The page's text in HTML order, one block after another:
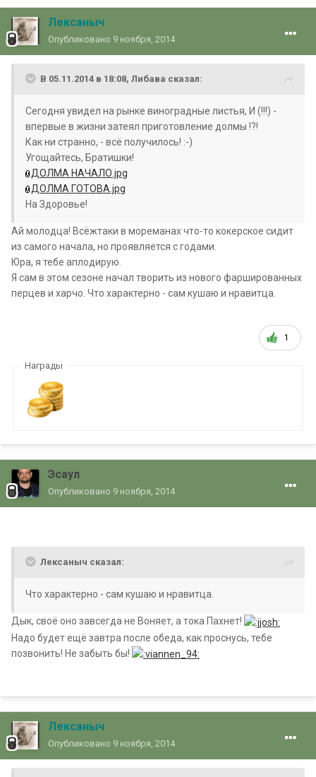
Лексаныч
Опубликовано 9 ноября, 2014
В 05.11.2014 в 18:08, Либава сказал:
Сегодня увидел на рынке виноградные листья, И (!!!) -
впервые в жизни затеял приготовление долмы !?!
Как ни странно, - всё получилось! :-)
Угощайтесь, Братишки!
ДОЛМА НАЧАЛО.jpg
ДОЛМА ГОТОВА.jpg
На Здоровье!
Ай молодца! Всёжтаки в мореманах что-то кокерское сидит
из самого начала, но проявляется с годами.
Юра, я тебе аплодирую.
Я сам в этом сезоне начал творить из нового фаршированных
перцев и харчо. Что характерно - сам кушаю и нравитца.
1
Награды
Эсаул
Опубликовано 9 ноября, 2014
Лексаныч сказал:
Что характерно - сам кушаю и нравитца.
Дык, своё оно завсегда не Воняет, а тока Пахнет!
Надо будет ещё завтра после обеда, как проснусь, тебе
позвонить! Не забыть бы!
Лексаныч
Опубликовано 9 ноября, 2014